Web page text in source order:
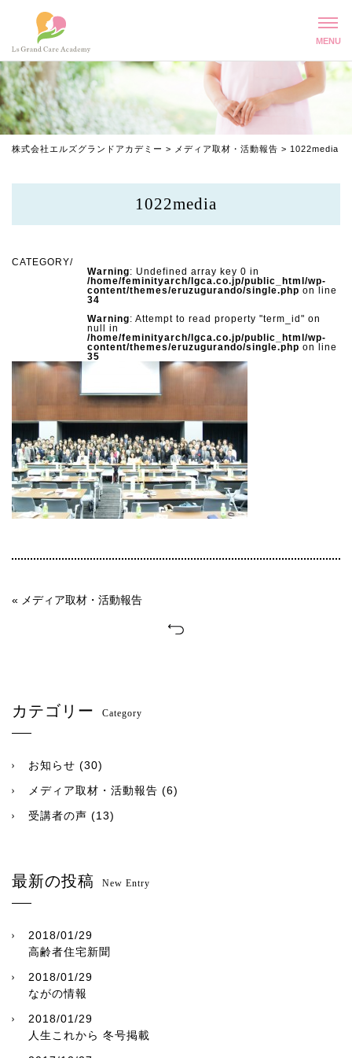
株式会社エルズグランドアカデミー > メディア取材・活動報告 > 1022media
1022media
Warning: Undefined array key 0 in
/home/feminityarch/lgca.co.jp/public_html/wp-
content/themes/eruzugurando/single.php on line
34
Warning: Attempt to read property "term_id" on
null in
/home/feminityarch/lgca.co.jp/public_html/wp-
content/themes/eruzugurando/single.php on line
35
« メディア取材・活動報告
カテゴリー Category
お知らせ (30)
メディア取材・活動報告 (6)
受講者の声 (13)
最新の投稿 New Entry
2018/01/29
高齢者住宅新聞
2018/01/29
ながの情報
2018/01/29
人生これから 冬号掲載